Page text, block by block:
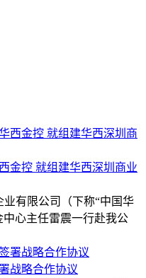
金控 就组建华西深圳商业
业有限公司（下称“中国华
心主任雷震一行赴我公
战略合作协议